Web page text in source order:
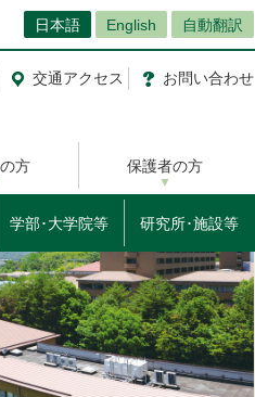
日本語 English 自動翻訳
交通アクセス お問い合わせ
方 保護者の方
学部･大学院等 研究所･施設等